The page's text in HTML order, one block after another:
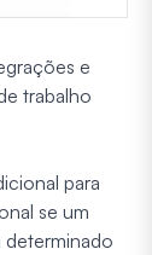
e
trabalho
para
se um
determinado